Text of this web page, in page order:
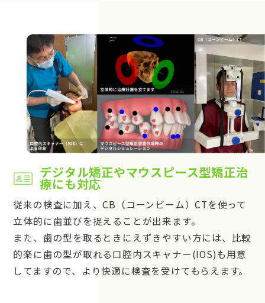
デジタル矯正やマウスピース型矯正治
療にも対応
従来の検査に加え、CB（コーンビーム）CTを使って
立体的に歯並びを捉えることが出来ます。
また、歯の型を取るときにえずきやすい方には、比較
的楽に歯の型が取れる口腔内スキャナー(IOS)も用意
してますので、より快適に検査を受けてもらえます。